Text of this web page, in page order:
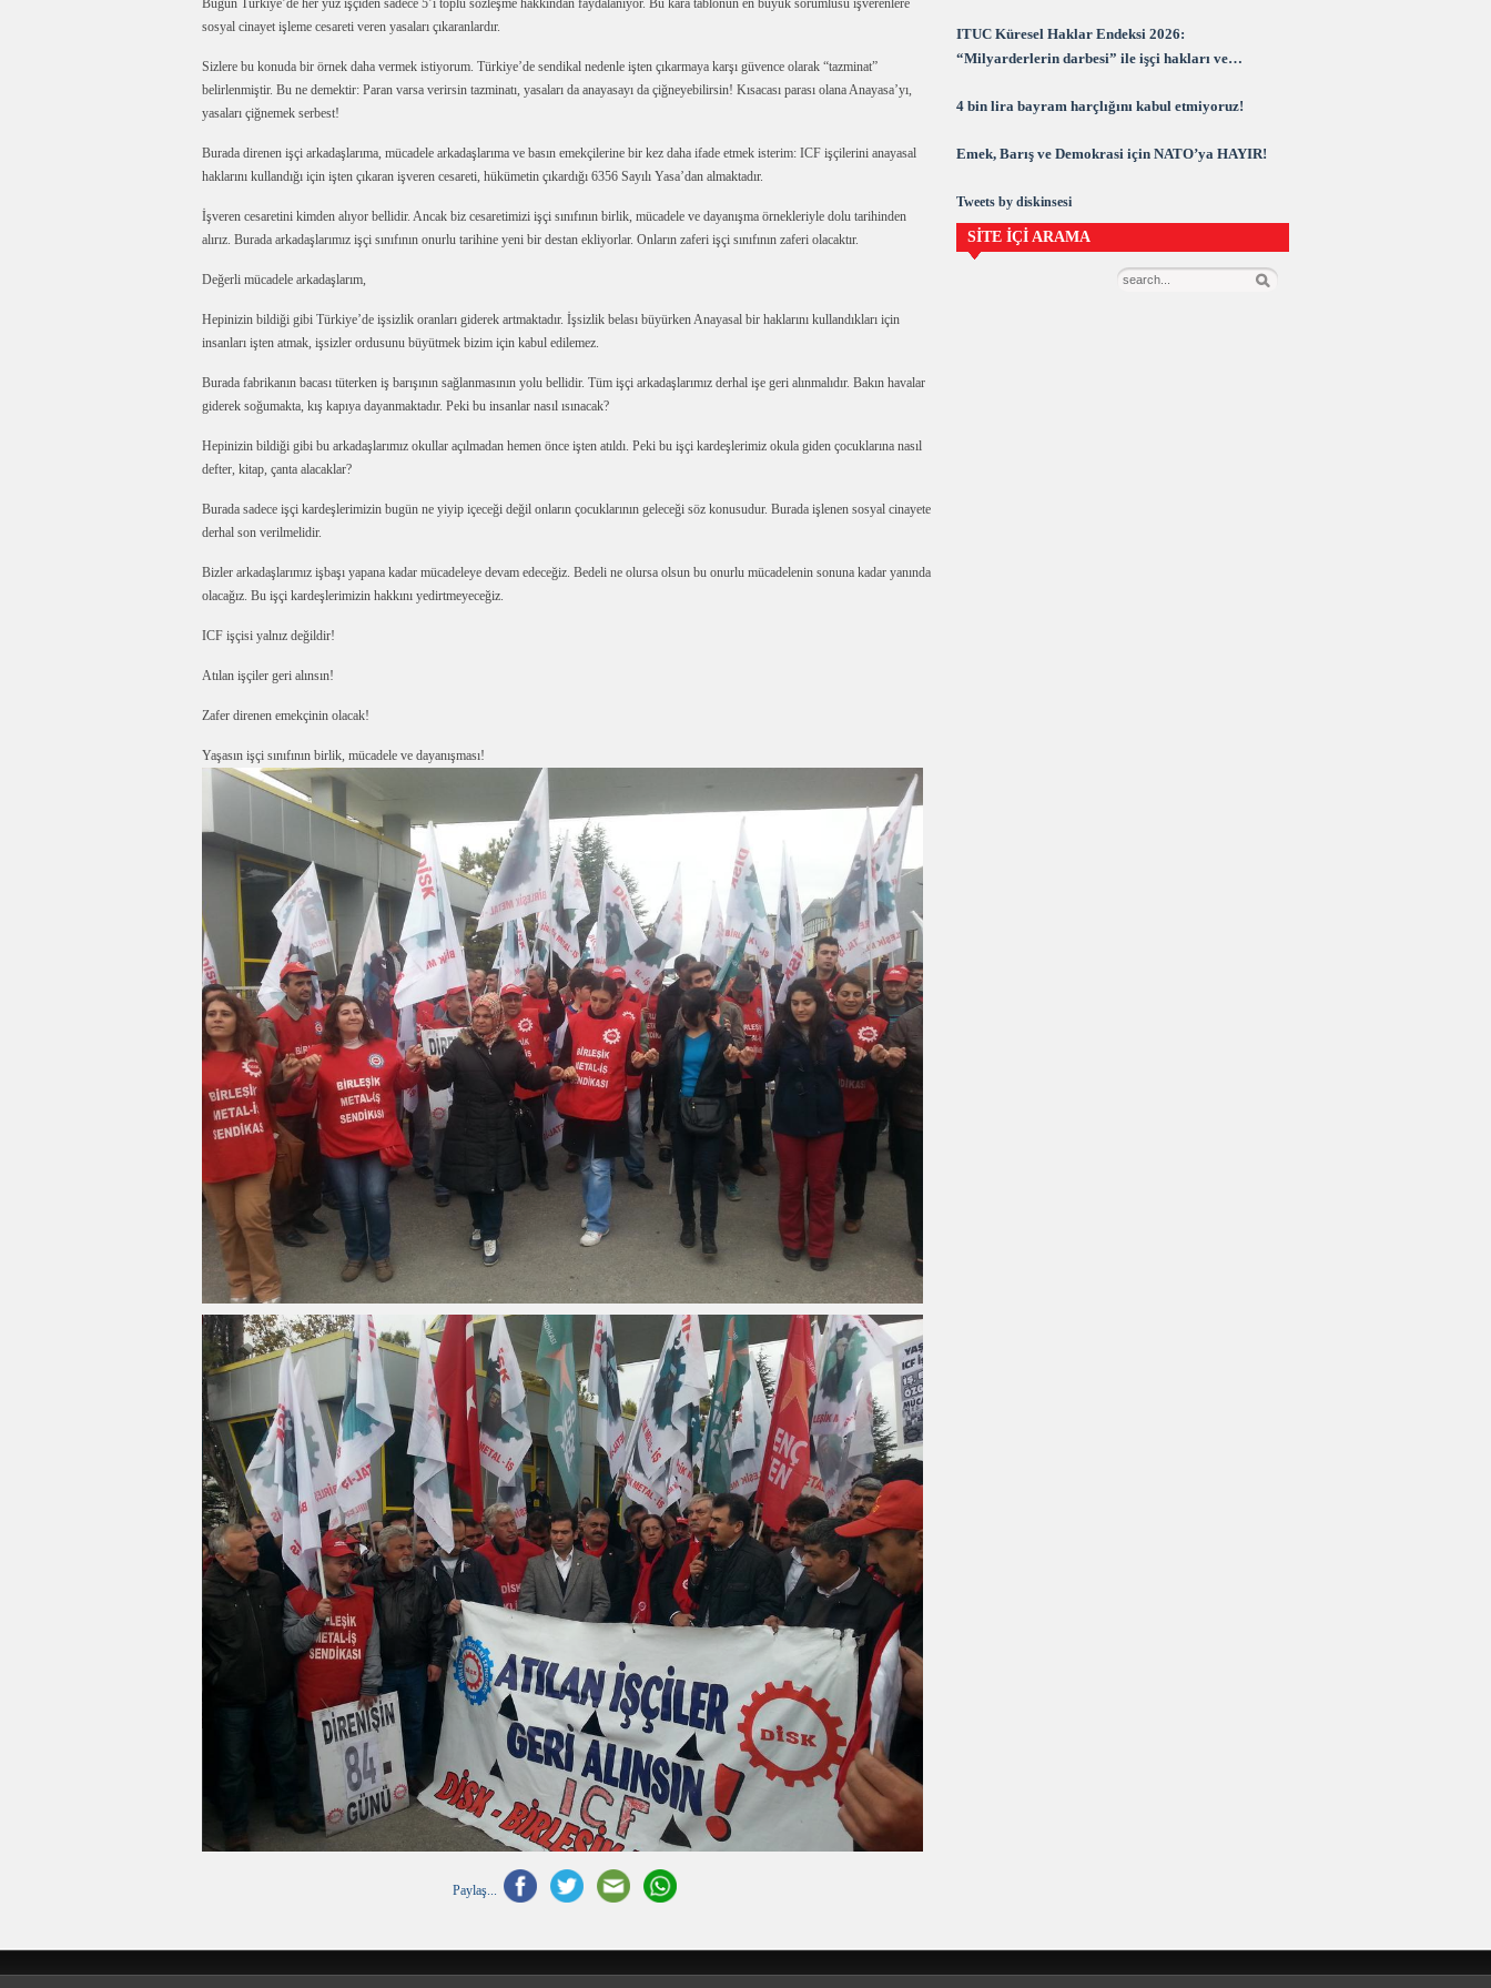
Bugün Türkiye’de her yüz işçiden sadece 5’i toplu sözleşme hakkından faydalanıyor. Bu kara tablonun en büyük sorumlusu işverenlere
sosyal cinayet işleme cesareti veren yasaları çıkaranlardır.
Sizlere bu konuda bir örnek daha vermek istiyorum. Türkiye’de sendikal nedenle işten çıkarmaya karşı güvence olarak “tazminat”
belirlenmiştir. Bu ne demektir: Paran varsa verirsin tazminatı, yasaları da anayasayı da çiğneyebilirsin! Kısacası parası olana Anayasa’yı,
yasaları çiğnemek serbest!
Burada direnen işçi arkadaşlarıma, mücadele arkadaşlarıma ve basın emekçilerine bir kez daha ifade etmek isterim: ICF işçilerini anayasal
haklarını kullandığı için işten çıkaran işveren cesareti, hükümetin çıkardığı 6356 Sayılı Yasa’dan almaktadır.
İşveren cesaretini kimden alıyor bellidir. Ancak biz cesaretimizi işçi sınıfının birlik, mücadele ve dayanışma örnekleriyle dolu tarihinden
alırız. Burada arkadaşlarımız işçi sınıfının onurlu tarihine yeni bir destan ekliyorlar. Onların zaferi işçi sınıfının zaferi olacaktır.
Değerli mücadele arkadaşlarım,
Hepinizin bildiği gibi Türkiye’de işsizlik oranları giderek artmaktadır. İşsizlik belası büyürken Anayasal bir haklarını kullandıkları için
insanları işten atmak, işsizler ordusunu büyütmek bizim için kabul edilemez.
Burada fabrikanın bacası tüterken iş barışının sağlanmasının yolu bellidir. Tüm işçi arkadaşlarımız derhal işe geri alınmalıdır. Bakın havalar
giderek soğumakta, kış kapıya dayanmaktadır. Peki bu insanlar nasıl ısınacak?
Hepinizin bildiği gibi bu arkadaşlarımız okullar açılmadan hemen önce işten atıldı. Peki bu işçi kardeşlerimiz okula giden çocuklarına nasıl
defter, kitap, çanta alacaklar?
Burada sadece işçi kardeşlerimizin bugün ne yiyip içeceği değil onların çocuklarının geleceği söz konusudur. Burada işlenen sosyal cinayete
derhal son verilmelidir.
Bizler arkadaşlarımız işbaşı yapana kadar mücadeleye devam edeceğiz. Bedeli ne olursa olsun bu onurlu mücadelenin sonuna kadar yanında
olacağız. Bu işçi kardeşlerimizin hakkını yedirtmeyeceğiz.
ICF işçisi yalnız değildir!
Atılan işçiler geri alınsın!
Zafer direnen emekçinin olacak!
Yaşasın işçi sınıfının birlik, mücadele ve dayanışması!
Paylaş...
ITUC Küresel Haklar Endeksi 2026:
“Milyarderlerin darbesi” ile işçi hakları ve
4 bin lira bayram harçlığını kabul etmiyoruz!
Emek, Barış ve Demokrasi için NATO’ya HAYIR!
Tweets by diskinsesi
SİTE İÇİ ARAMA